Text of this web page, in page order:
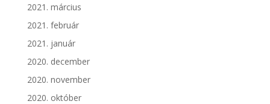
2021. március
2021. február
2021. január
2020. december
2020. november
2020. október